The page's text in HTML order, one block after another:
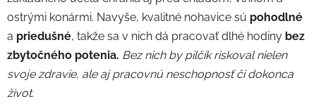
ostrými konármi. Navyše, kvalitné nohavice sú pohodlné
a priedušné, takže sa v nich dá pracovať dlhé hodiny bez
zbytočného potenia. Bez nich by pilčík riskoval nielen
svoje zdravie, ale aj pracovnú neschopnosť či dokonca
život.